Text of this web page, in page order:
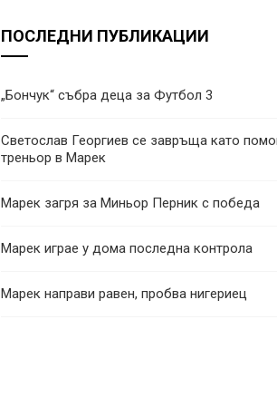
ПОСЛЕДНИ ПУБЛИКАЦИИ
„Бончук“ събра деца за Футбол 3
Светослав Георгиев се завръща като
треньор в Марек
Марек загря за Миньор Перник с победа
Марек играе у дома последна контрола
Марек направи равен, пробва нигериец